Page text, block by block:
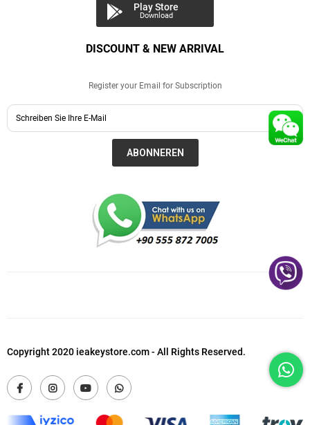
Play Store
Download
DISCOUNT & NEW ARRIVAL
Register your Email for Subscription
ABONNEREN
Copyright 2020 ieakeystore.com - All Rights Reserved.